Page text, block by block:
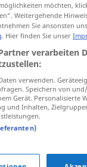
für
möchten,
Weitergehende
Sie ansonsten
. Hier finden Sie unser
verarbeiten
verwenden.
Speichern von
Gerät. Personalisierte
und Inhalten,